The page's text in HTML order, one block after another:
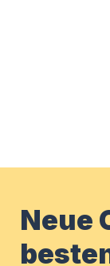
Neue